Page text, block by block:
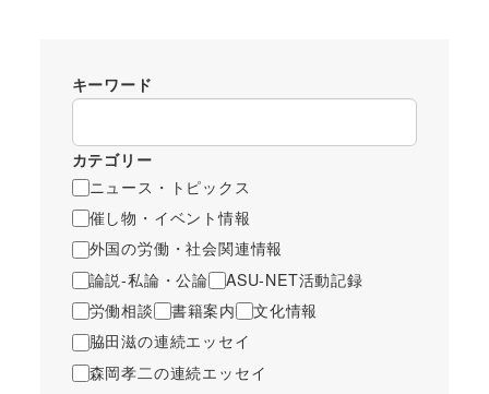
キーワード
カテゴリー
ニュース・トピックス
催し物・イベント情報
外国の労働・社会関連情報
論説-私論・公論
ASU-NET活動記録
労働相談
書籍案内
文化情報
脇田滋の連続エッセイ
森岡孝二の連続エッセイ